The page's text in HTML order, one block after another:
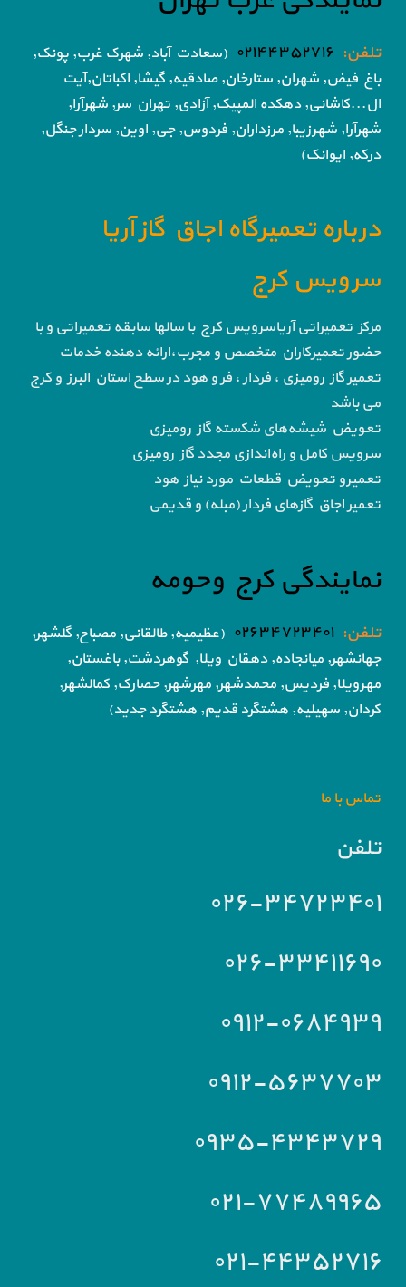
تلفن: ۰۲۱۴۴۳۵۲۷۱۶ (سعادت آباد, شهرک غرب, پونک,
باغ فیض, شهران, ستارخان, صادقیه, گیشا, اکباتان,آیت
ال...کاشانی, دهکده المپیک, آزادی, تهران سر, شهرآرا,
شهرآرا, شهرزیبا, مرزداران, فردوس, جی, اوین, سردار جنگل,
درکه, ایوانک)
درباره تعمیرگاه اجاق گاز آریا
سرویس کرج
مرکز تعمیراتی آریاسرویس کرج با سالها سابقه تعمیراتی و با
حضور تعمیرکاران متخصص و مجرب،ارائه دهنده خدمات
تعمیر گاز رومیزی ، فردار ، فر و هود در سطح استان البرز و کرج
می باشد
تعویض شیشه‌های شکسته گاز رومیزی
سرویس کامل و راه‌اندازی مجدد گاز رومیزی
تعمیرو تعویض قطعات مورد نیاز هود
تعمیر اجاق گاز‌های فردار (مبله) و قدیمی
نمایندگی کرج وحومه
تلفن: ۰۲۶۳۴۷۲۳۴۰۱
(عظیمیه, طالقانی, مصباح, گلشهر,
جهانشهر, میانجاده, دهقان ویلا, گوهردشت, باغستان,
مهرویلا, فردیس, محمدشهر, مهرشهر, حصارک, کمالشهر,
کردان, سهیلیه, هشتگرد قدیم, هشتگرد جدید)
تماس با ما
تلفن
۰۲۶-۳۴۷۲۳۴۰۱
۰۲۶-۳۳۴۱۱۶۹۰
۰۹۱۲-۰۶۸۴۹۳۹
۰۹۱۲-۵۶۳۷۷۰۳
۰۹۳۵-۴۳۴۳۷۲۹
۰۲۱-۷۷۴۸۹۹۶۵
۰۲۱-۴۴۳۵۲۷۱۶